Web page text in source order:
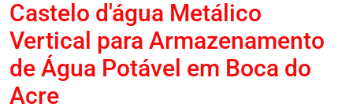
Castelo d'água Metálico
Vertical para Armazenamento
de Água Potável em Boca do
Acre